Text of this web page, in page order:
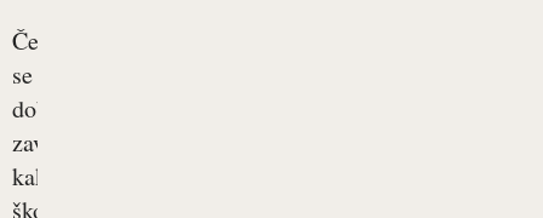
Čeprav
se
dobro
zavedamo,
kako
škodljivo